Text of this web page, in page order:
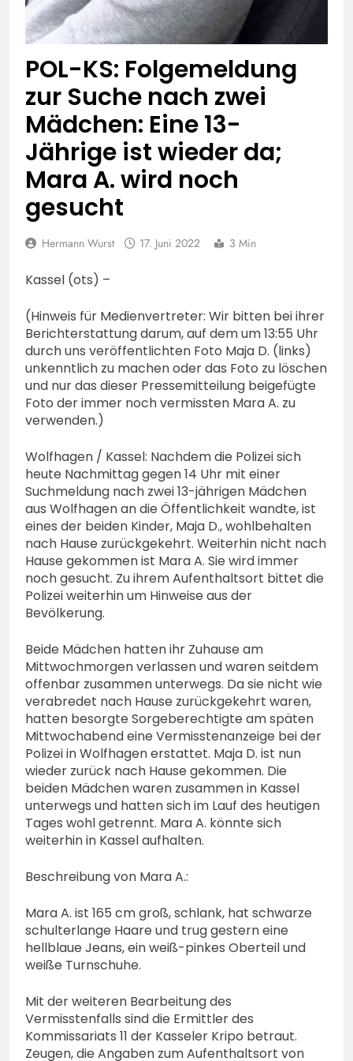
Lauterbach hat einen
neuen Leiter:
Amtseinführung von
6. August 2026
POL-KS: Folgemeldung
zur Suche nach zwei
Mädchen: Eine 13-
Jährige ist wieder da;
Mara A. wird noch
gesucht
Hermann Wurst 17. Juni 2022 3 Min
Kassel (ots) –
(Hinweis für Medienvertreter: Wir bitten bei ihrer
Berichterstattung darum, auf dem um 13:55 Uhr
durch uns veröffentlichten Foto Maja D. (links)
unkenntlich zu machen oder das Foto zu löschen
und nur das dieser Pressemitteilung beigefügte
Foto der immer noch vermissten Mara A. zu
verwenden.)
Wolfhagen / Kassel: Nachdem die Polizei sich
heute Nachmittag gegen 14 Uhr mit einer
Suchmeldung nach zwei 13-jährigen Mädchen
aus Wolfhagen an die Öffentlichkeit wandte, ist
eines der beiden Kinder, Maja D., wohlbehalten
nach Hause zurückgekehrt. Weiterhin nicht nach
Hause gekommen ist Mara A. Sie wird immer
noch gesucht. Zu ihrem Aufenthaltsort bittet die
Polizei weiterhin um Hinweise aus der
Bevölkerung.
Beide Mädchen hatten ihr Zuhause am
Mittwochmorgen verlassen und waren seitdem
offenbar zusammen unterwegs. Da sie nicht wie
verabredet nach Hause zurückgekehrt waren,
hatten besorgte Sorgeberechtigte am späten
Mittwochabend eine Vermisstenanzeige bei der
Polizei in Wolfhagen erstattet. Maja D. ist nun
wieder zurück nach Hause gekommen. Die
beiden Mädchen waren zusammen in Kassel
unterwegs und hatten sich im Lauf des heutigen
Tages wohl getrennt. Mara A. könnte sich
weiterhin in Kassel aufhalten.
Beschreibung von Mara A.:
Mara A. ist 165 cm groß, schlank, hat schwarze
schulterlange Haare und trug gestern eine
hellblaue Jeans, ein weiß-pinkes Oberteil und
weiße Turnschuhe.
Mit der weiteren Bearbeitung des
Vermisstenfalls sind die Ermittler des
Kommissariats 11 der Kasseler Kripo betraut.
Zeugen, die Angaben zum Aufenthaltsort von